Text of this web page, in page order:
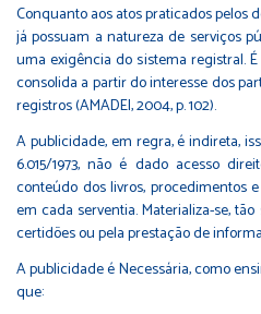
Conquanto aos atos praticados pelos
já possuam a natureza de serviços
uma exigência do sistema registral.
consolida a partir do interesse dos
registros (AMADEI, 2004, p. 102).
A publicidade, em regra, é indireta,
6.015/1973, não é dado acesso
conteúdo dos livros, procedimentos
em cada serventia. Materializa-se,
certidões ou pela prestação de
A publicidade é Necessária, como
que: